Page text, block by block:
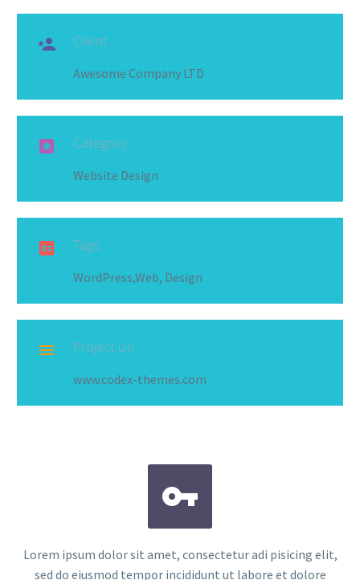
 Client
Awesome Company LTD
 Category
Website Design
 Tags
WordPress,Web, Design
 Project url
www.codex-themes.com


Lorem ipsum dolor sit amet, consectetur adi pisicing elit,
sed do eiusmod tempor incididunt ut labore et dolore